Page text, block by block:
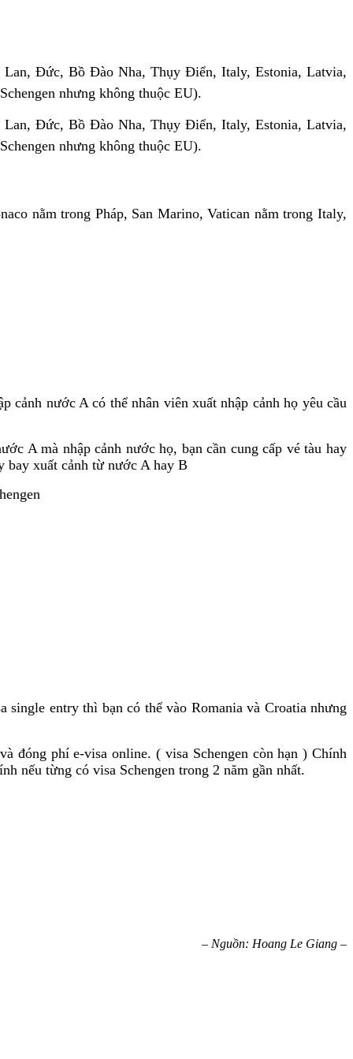
Đức, Bồ Đào Nha, Thụy Điển, Italy, Estonia, Latvia,
nhưng không thuộc EU).
Đức, Bồ Đào Nha, Thụy Điển, Italy, Estonia, Latvia,
nhưng không thuộc EU).
nằm trong Pháp, San Marino, Vatican nằm trong Italy,
nước A có thể nhân viên xuất nhập cảnh họ yêu cầu
A mà nhập cảnh nước họ, bạn cần cung cấp vé tàu hay
bay xuất cảnh từ nước A hay B
entry thì bạn có thể vào Romania và Croatia nhưng
đóng phí e-visa online. ( visa Schengen còn hạn ) Chính
nếu từng có visa Schengen trong 2 năm gần nhất.
– Nguồn: Hoang Le Giang –